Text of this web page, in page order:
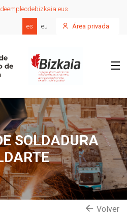
es eu Área privada
SOLDADURA
Volver